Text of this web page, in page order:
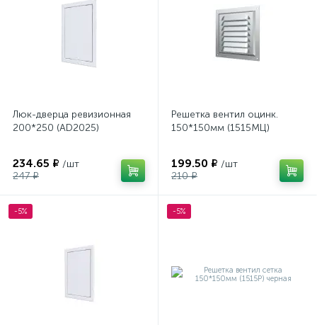
Люк-дверца ревизионная
200*250 (AD2025)
234.65 ₽ /шт
247 ₽
Решетка вентил оцинк.
150*150мм (1515МЦ)
199.50 ₽ /шт
210 ₽
-5% -5%